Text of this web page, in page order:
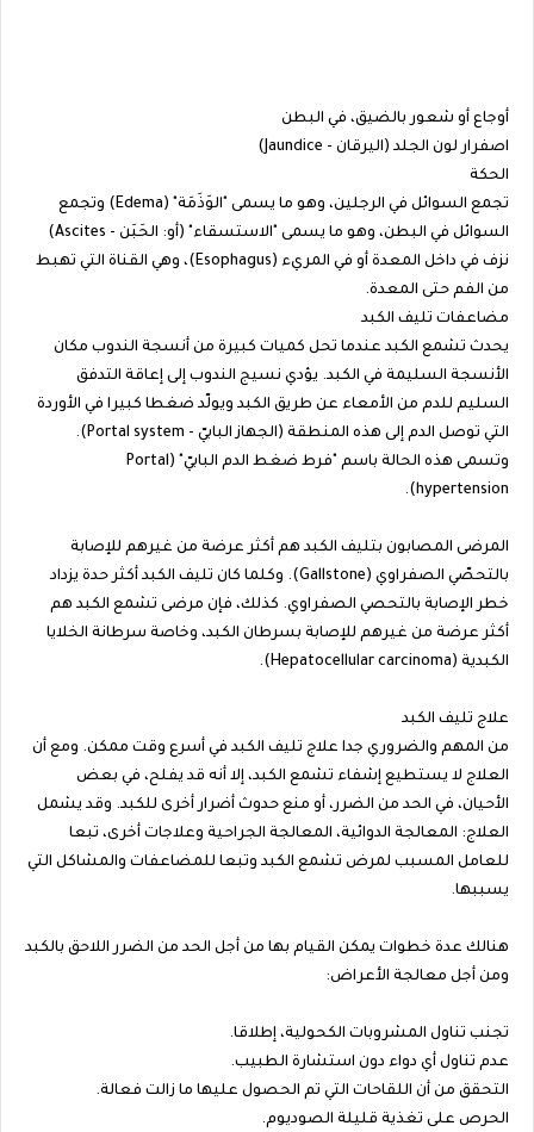
أوجاع أو شعور بالضيق، في البطن
اصفرار لون الجلد (اليرقان - Jaundice)
الحكة
تجمع السوائل في الرجلين، وهو ما يسمى "الوَذَمَة" (Edema) وتجمع
السوائل في البطن، وهو ما يسمى "الاستسقاء" (أو: الحَبَن - Ascites)
نزف في داخل المعدة أو في المريء (Esophagus)، وهي القناة التي تهبط
من الفم حتى المعدة.
مضاعفات تليف الكبد
يحدث تشمع الكبد عندما تحل كميات كبيرة من أنسجة الندوب مكان
الأنسجة السليمة في الكبد. يؤدي نسيج الندوب إلى إعاقة التدفق
السليم للدم من الأمعاء عن طريق الكبد ويولّد ضغطا كبيرا في الأوردة
التي توصل الدم إلى هذه المنطقة (الجهاز البابيّ - Portal system).
وتسمى هذه الحالة باسم "فرط ضغط الدم البابيّ" (Portal
hypertension).
المرضى المصابون بتليف الكبد هم أكثر عرضة من غيرهم للإصابة
بالتحصّي الصفراوي (Gallstone). وكلما كان تليف الكبد أكثر حدة يزداد
خطر الإصابة بالتحصي الصفراوي. كذلك، فإن مرضى تشمع الكبد هم
أكثر عرضة من غيرهم للإصابة بسرطان الكبد، وخاصة سرطانة الخلايا
الكبدية (Hepatocellular carcinoma).
علاج تليف الكبد
من المهم والضروري جدا علاج تليف الكبد في أسرع وقت ممكن. ومع أن
العلاج لا يستطيع إشفاء تشمع الكبد، إلا أنه قد يفلح، في بعض
الأحيان، في الحد من الضرر، أو منع حدوث أضرار أخرى للكبد. وقد يشمل
العلاج: المعالجة الدوائية، المعالجة الجراحية وعلاجات أخرى، تبعا
للعامل المسبب لمرض تشمع الكبد وتبعا للمضاعفات والمشاكل التي
يسببها.
هنالك عدة خطوات يمكن القيام بها من أجل الحد من الضرر اللاحق بالكبد
ومن أجل معالجة الأعراض:
تجنب تناول المشروبات الكحولية، إطلاقا.
عدم تناول أي دواء دون استشارة الطبيب.
التحقق من أن اللقاحات التي تم الحصول عليها ما زالت فعالة.
الحرص على تغذية قليلة الصوديوم.